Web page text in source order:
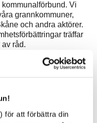
för att förbättra din
Vi
grannkommuner,
och andra aktörer.
träffar
råd.